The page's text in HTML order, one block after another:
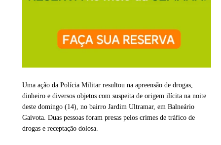
Uma ação da Polícia Militar resultou na apreensão de drogas,
dinheiro e diversos objetos com suspeita de origem ilícita na noite
deste domingo (14), no bairro Jardim Ultramar, em Balneário
Gaivota. Duas pessoas foram presas pelos crimes de tráfico de
drogas e receptação dolosa.